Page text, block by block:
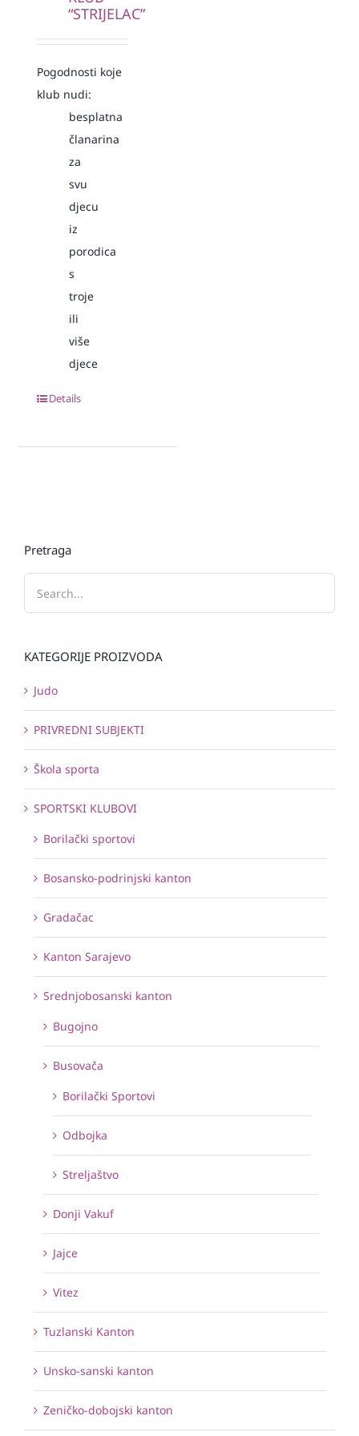
“STRIJELAC”
Pogodnosti koje
klub nudi:
besplatna
članarina
za
svu
djecu
iz
porodica
s
troje
ili
više
djece
Details
Pretraga
KATEGORIJE PROIZVODA
Judo
PRIVREDNI SUBJEKTI
Škola sporta
SPORTSKI KLUBOVI
Borilački sportovi
Bosansko-podrinjski kanton
Gradačac
Kanton Sarajevo
Srednjobosanski kanton
Bugojno
Busovača
Borilački Sportovi
Odbojka
Streljaštvo
Donji Vakuf
Jajce
Vitez
Tuzlanski Kanton
Unsko-sanski kanton
Zeničko-dobojski kanton